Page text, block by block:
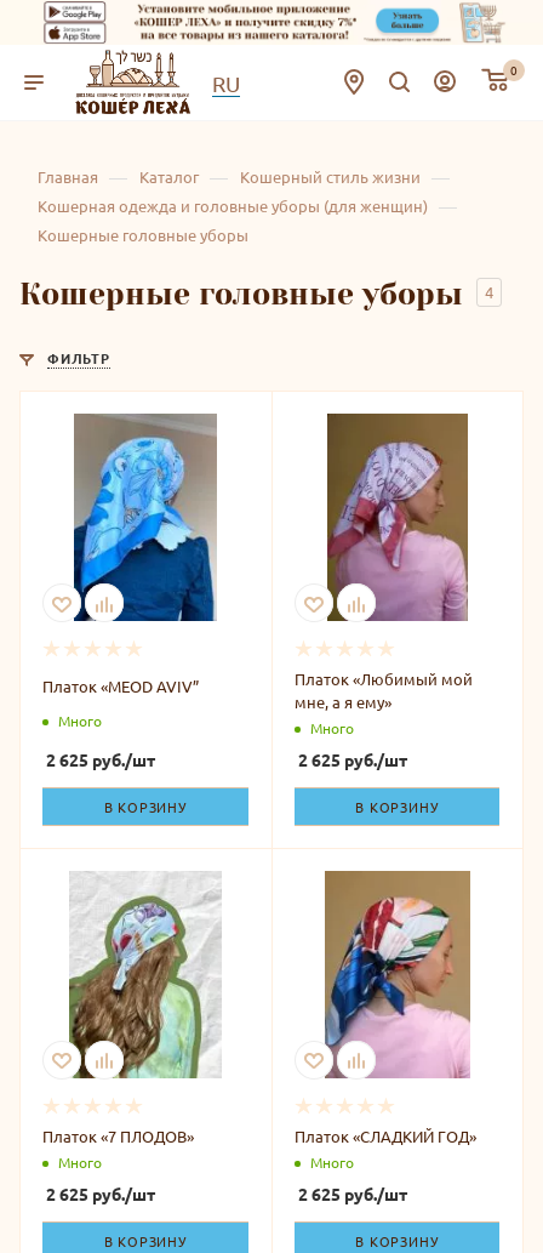
RU 0
Главная — Каталог — Кошерный стиль жизни —
Кошерная одежда и головные уборы (для женщин) —
Кошерные головные уборы
Кошерные головные уборы 4
ФИЛЬТР
Платок «MEOD AVIV”
Много
2 625 руб./шт
В КОРЗИНУ
Платок «Любимый мой
мне, а я ему»
Много
2 625 руб./шт
В КОРЗИНУ
Платок «7 ПЛОДОВ»
Много
2 625 руб./шт
В КОРЗИНУ
Платок «СЛАДКИЙ ГОД»
Много
2 625 руб./шт
В КОРЗИНУ